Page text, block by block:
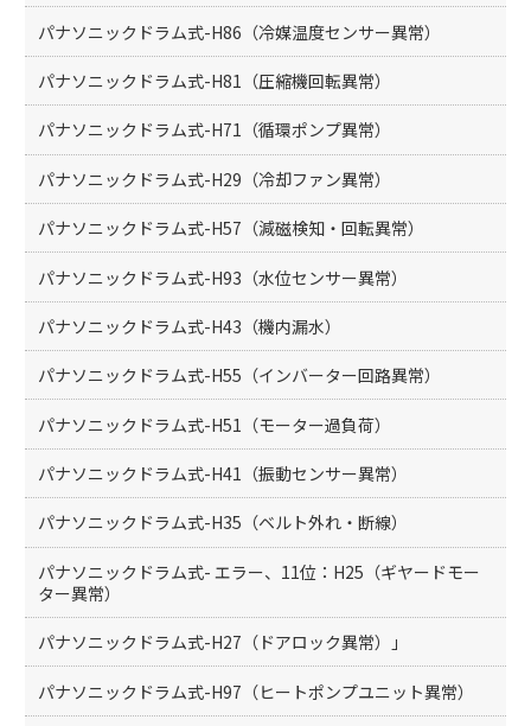
パナソニックドラム式-H86（冷媒温度センサー異常）
パナソニックドラム式-H81（圧縮機回転異常）
パナソニックドラム式-H71（循環ポンプ異常）
パナソニックドラム式-H29（冷却ファン異常）
パナソニックドラム式-H57（減磁検知・回転異常）
パナソニックドラム式-H93（水位センサー異常）
パナソニックドラム式-H43（機内漏水）
パナソニックドラム式-H55（インバーター回路異常）
パナソニックドラム式-H51（モーター過負荷）
パナソニックドラム式-H41（振動センサー異常）
パナソニックドラム式-H35（ベルト外れ・断線）
パナソニックドラム式- エラー、11位：H25（ギヤードモー
ター異常）
パナソニックドラム式-H27（ドアロック異常）」
パナソニックドラム式-H97（ヒートポンプユニット異常）